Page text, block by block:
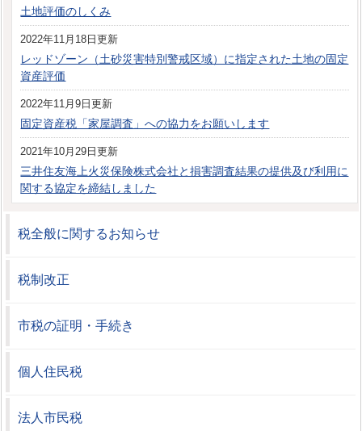
土地評価のしくみ
2022年11月18日更新
レッドゾーン（土砂災害特別警戒区域）に指定された土地の固定
資産評価
2022年11月9日更新
固定資産税「家屋調査」への協力をお願いします
2021年10月29日更新
三井住友海上火災保険株式会社と損害調査結果の提供及び利用に
関する協定を締結しました
税全般に関するお知らせ
税制改正
市税の証明・手続き
個人住民税
法人市民税